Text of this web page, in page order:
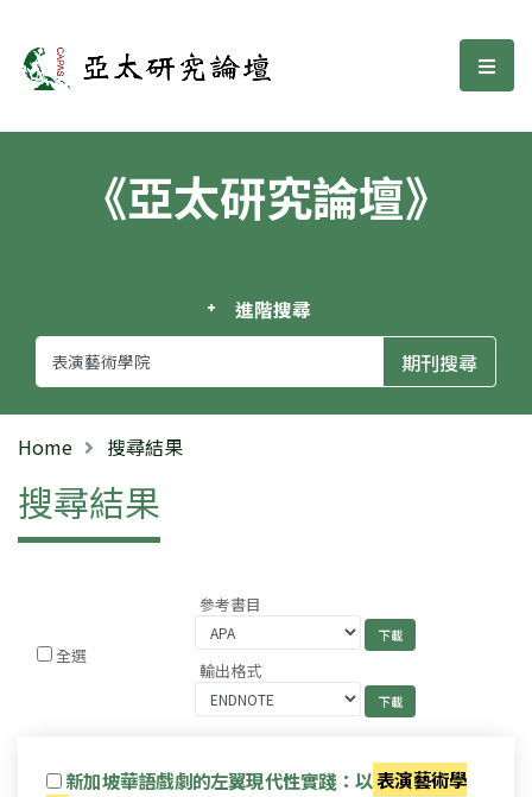
亞太研究論壇 選
《亞太研究論壇》
進階搜尋
Home 搜尋結果
搜尋結果
全選
參考書目
輸出格式
新加坡華語戲劇的左翼現代性實踐：以表演藝術學